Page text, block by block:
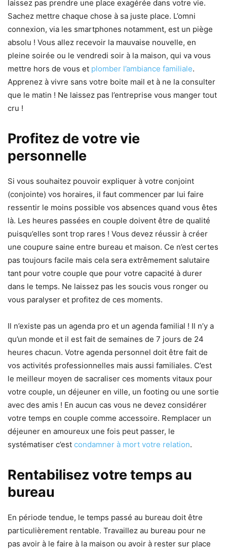
laissez pas prendre une place exagérée dans votre vie.
Sachez mettre chaque chose à sa juste place. L’omni
connexion, via les smartphones notamment, est un piège
absolu ! Vous allez recevoir la mauvaise nouvelle, en
pleine soirée ou le vendredi soir à la maison, qui va vous
mettre hors de vous et plomber l’ambiance familiale.
Apprenez à vivre sans votre boite mail et à ne la consulter
que le matin ! Ne laissez pas l’entreprise vous manger tout
cru !
Profitez de votre vie
personnelle
Si vous souhaitez pouvoir expliquer à votre conjoint
(conjointe) vos horaires, il faut commencer par lui faire
ressentir le moins possible vos absences quand vous êtes
là. Les heures passées en couple doivent être de qualité
puisqu’elles sont trop rares ! Vous devez réussir à créer
une coupure saine entre bureau et maison. Ce n’est certes
pas toujours facile mais cela sera extrêmement salutaire
tant pour votre couple que pour votre capacité à durer
dans le temps. Ne laissez pas les soucis vous ronger ou
vous paralyser et profitez de ces moments.
Il n’existe pas un agenda pro et un agenda familial ! Il n’y a
qu’un monde et il est fait de semaines de 7 jours de 24
heures chacun. Votre agenda personnel doit être fait de
vos activités professionnelles mais aussi familiales. C’est
le meilleur moyen de sacraliser ces moments vitaux pour
votre couple, un déjeuner en ville, un footing ou une sortie
avec des amis ! En aucun cas vous ne devez considérer
votre temps en couple comme accessoire. Remplacer un
déjeuner en amoureux une fois peut passer, le
systématiser c’est condamner à mort votre relation.
Rentabilisez votre temps au
bureau
En période tendue, le temps passé au bureau doit être
particulièrement rentable. Travaillez au bureau pour ne
pas avoir à le faire à la maison ou avoir à rester sur place